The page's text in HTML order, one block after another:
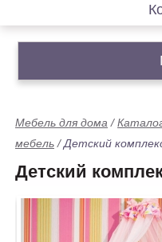
Мебель для дома /
мебель /Детский
Детский